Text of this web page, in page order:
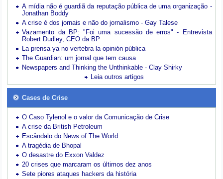
A mídia não é guardiã da reputação pública de uma organização -
Jonathan Boddy
A crise é dos jornais e não do jornalismo - Gay Talese
Vazamento da BP: "Foi uma sucessão de erros" - Entrevista
Robert Dudley, CEO da BP
La prensa ya no vertebra la opinión pública
The Guardian: um jornal que tem causa
Newspapers and Thinking the Unthinkable - Clay Shirky
Leia outros artigos
Cases de Crise
O Caso Tylenol e o valor da Comunicação de Crise
A crise da British Petroleum
Escândalo do News of The World
A tragédia de Bhopal
O desastre do Exxon Valdez
20 crises que marcaram os últimos dez anos
Sete piores ataques hackers da história